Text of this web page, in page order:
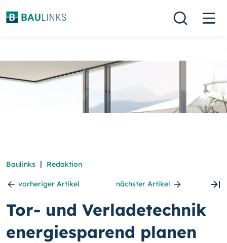
Baulinks | Redaktion
vorheriger Artikel nächster Artikel
Tor- und Verladetechnik
energiesparend planen